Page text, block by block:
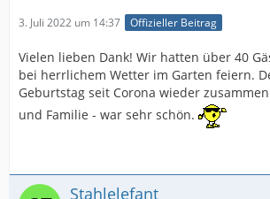
3. Juli 2022 um 14:37 Offizieller Beitrag
Vielen lieben Dank! Wir hatten über 40
bei herrlichem Wetter im Garten feiern.
Geburtstag seit Corona wieder
und Familie - war sehr schön.
Stahlelefant